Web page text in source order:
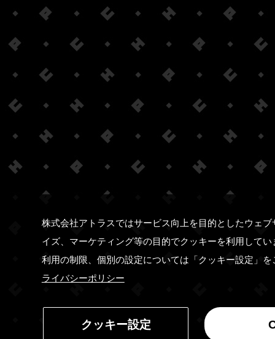
株式会社アトラスではサービス向上を目的としたウェ
イズ、マーケティング等の目的でクッキーを利用して
利用の制限、個別の設定については「クッキー設定」
ライバシーポリシー
クッキー設定